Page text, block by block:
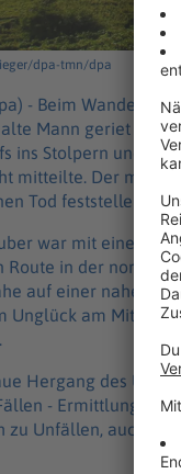
dpa-tmn/dpa
- Beim Wandern in
Mann geriet auf
ins Stolpern und
mitteilte. Der mit
Tod feststellen.
war mit einem
Route in der
auf einer
Unglück am
Hergang des
- Ermittlungen
zu Unfällen, auch mit